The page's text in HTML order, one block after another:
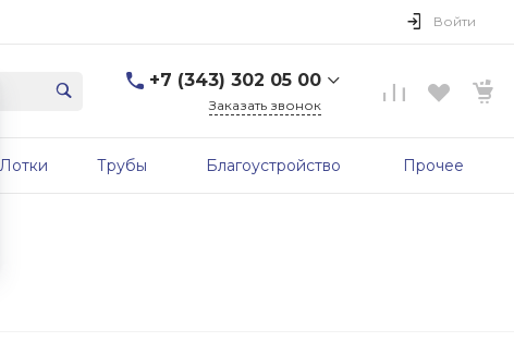
Войти
+7 (343) 302 05 00
г. Екатеринбург, ул.
Заказать звонок
Лотки Трубы Благоустройство Прочее